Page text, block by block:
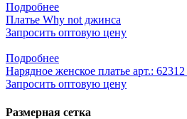
Подробнее
Платье Why not джинса
Запросить оптовую цену
Подробнее
Нарядное женское платье арт.:
Запросить оптовую цену
Размерная сетка